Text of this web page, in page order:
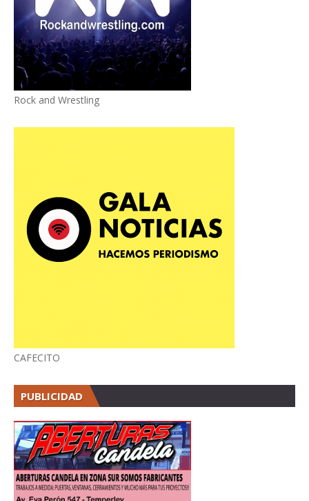
Rock and Wrestling
CAFECITO
PUBLICIDAD